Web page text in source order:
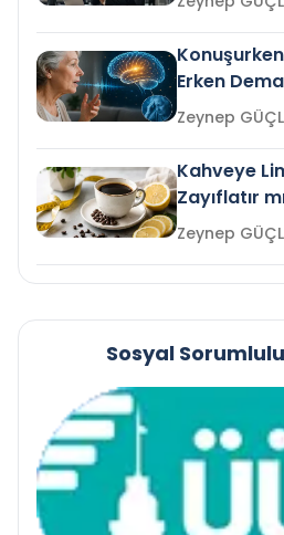
Erken
mi?
Zeynep
Kahveye
Zayıflatır
Zeynep
Sosyal